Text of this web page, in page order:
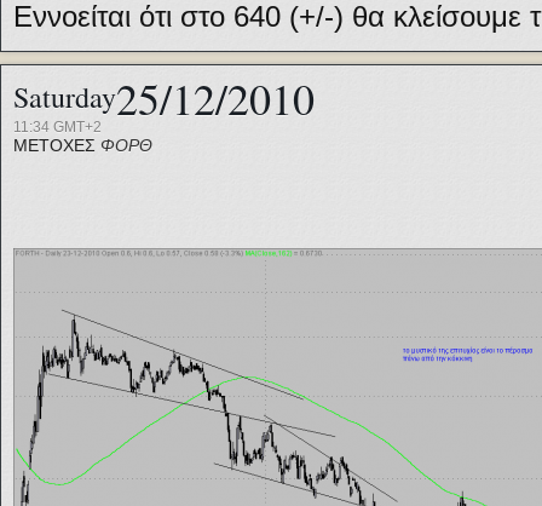
Εννοείται ότι στο 640 (+/-) θα κλείσουμε
Saturday25/12/2010
11:34 GMT+2
ΜΕΤΟΧΕΣ ΦΟΡΘ